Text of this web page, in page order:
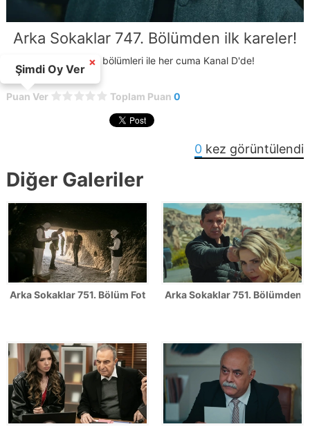
Arka Sokaklar 747. Bölümden ilk kareler!
Arka Sokaklar, yeni bölümleri ile her cuma Kanal D'de!
Puan Ver Toplam Puan 0
0 kez görüntülendi
Diğer Galeriler
Arka Sokaklar 751. Bölüm Fotoğrafları - SEZON FİNALİ
Arka Sokaklar 751. Bölümden
Şimdi Oy Ver
×